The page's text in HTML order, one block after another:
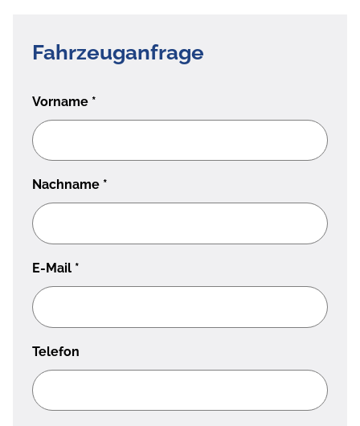
Fahrzeuganfrage
Vorname *
Nachname *
E-Mail *
Telefon